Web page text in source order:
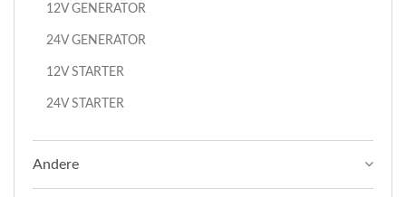
12V GENERATOR
24V GENERATOR
12V STARTER
24V STARTER
Andere